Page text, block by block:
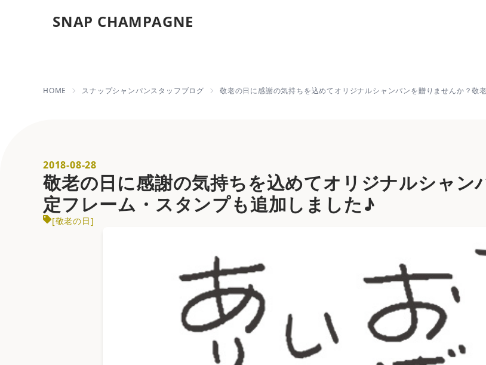
SNAP CHAMPAGNE 敬老の日に感謝の気持ちを込めてオリジナルシャンパンを贈
HOME スナップシャンパンスタッフブログ 敬老の日に感謝の気持ちを込めてオリジナルシャンパンを贈りませんか？敬
2018-08-28
敬老の日に感謝の気持ちを込めてオリジナルシャン
定フレーム・スタンプも追加しました♪
[敬老の日]